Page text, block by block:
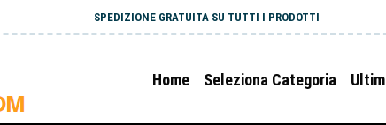
SPEDIZIONE GRATUITA SU TUTTI I PRODOTTI
Home Seleziona Categoria